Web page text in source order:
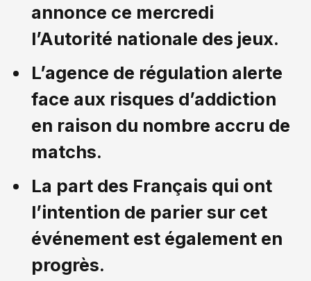
annonce ce mercredi
l’Autorité nationale des jeux.
L’agence de régulation alerte
face aux risques d’addiction
en raison du nombre accru de
matchs.
La part des Français qui ont
l’intention de parier sur cet
événement est également en
progrès.